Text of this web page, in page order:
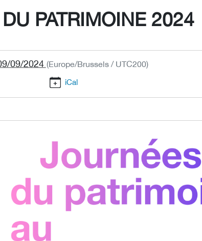
PATRIMOINE 2024
09/2024 (Europe/Brussels / UTC200)
iCal